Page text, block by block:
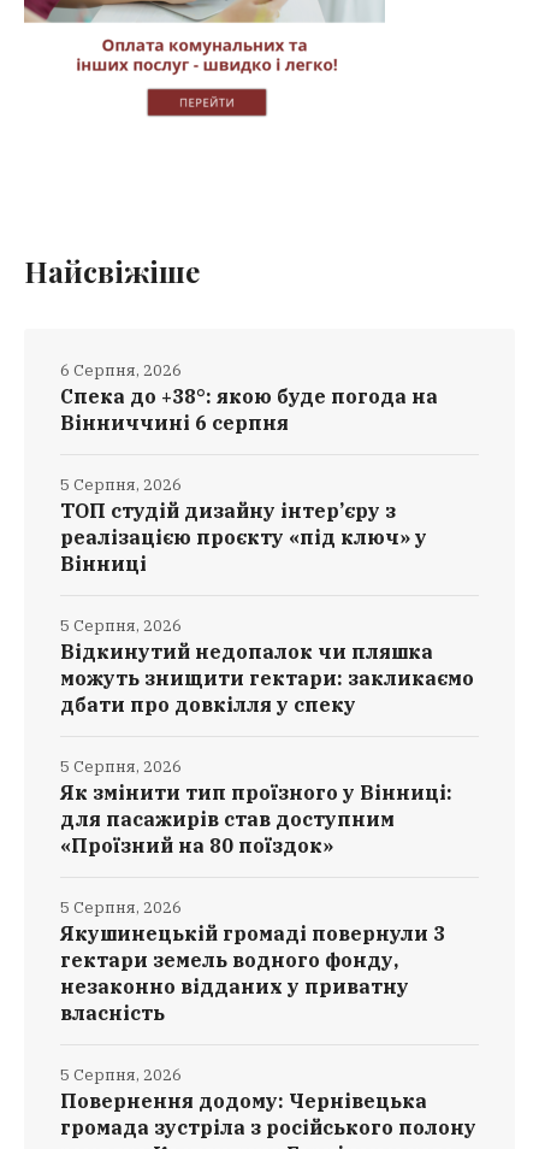
Найсвіжіше
Спека до +38°: якою буде погода на
Вінниччині 6 серпня
6 Серпня, 2026
ТОП студій дизайну інтер’єру з
реалізацією проєкту «під ключ» у
Вінниці
5 Серпня, 2026
Відкинутий недопалок чи пляшка
можуть знищити гектари: закликаємо
дбати про довкілля у спеку
5 Серпня, 2026
Як змінити тип проїзного у Вінниці:
для пасажирів став доступним
«Проїзний на 80 поїздок»
5 Серпня, 2026
Якушинецькій громаді повернули 3
гектари земель водного фонду,
незаконно відданих у приватну
власність
5 Серпня, 2026
Повернення додому: Чернівецька
громада зустріла з російського полону
5 Серпня, 2026